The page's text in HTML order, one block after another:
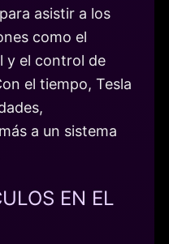
asistir a los
como el
y el control de
el tiempo, Tesla
a un sistema
EN EL